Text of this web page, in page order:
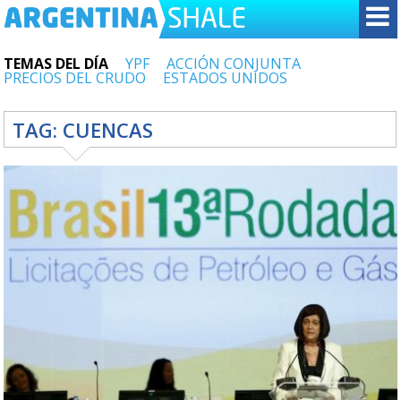
TEMAS DEL DÍA YPF ACCIÓN CONJUNTA
PRECIOS DEL CRUDO ESTADOS UNIDOS
TAG: CUENCAS